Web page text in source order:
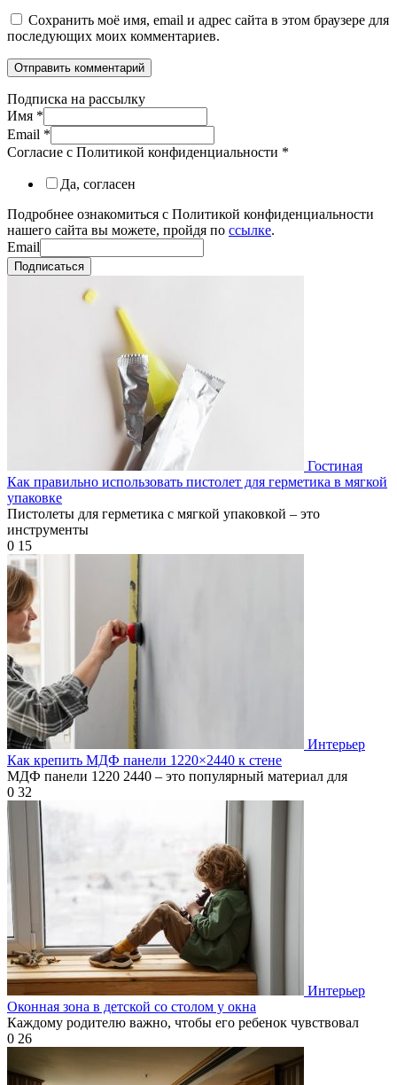
Сохранить моё имя, email и адрес сайта в этом браузере для
последующих моих комментариев.
Подписка на рассылку
Имя *
Email *
Согласие с Политикой конфиденциальности *
Да, согласен
Подробнее ознакомиться с Политикой конфиденциальности
нашего сайта вы можете, пройдя по ссылке.
Email
Подписаться
Гостиная
Как правильно использовать пистолет для герметика в мягкой
упаковке
Пистолеты для герметика с мягкой упаковкой – это
инструменты
0 15
Интерьер
Как крепить МДФ панели 1220×2440 к стене
МДФ панели 1220 2440 – это популярный материал для
0 32
Интерьер
Оконная зона в детской со столом у окна
Каждому родителю важно, чтобы его ребенок чувствовал
0 26